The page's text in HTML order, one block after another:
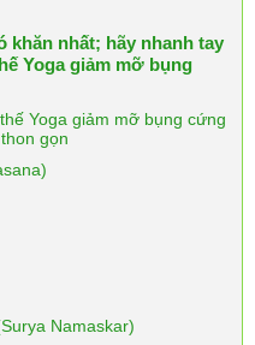
khăn nhất; hãy nhanh tay
Yoga giảm mỡ bụng
Yoga giảm mỡ bụng cứng
gọn
Namaskar)